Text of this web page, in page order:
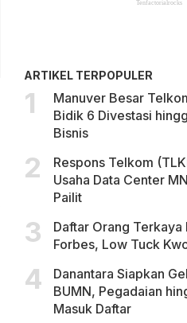
ARTIKEL TERPOPULER
Manuver Besar
Bidik 6 Divestasi
Bisnis
Respons Telkom
Usaha Data Center
Pailit
Daftar Orang Terkaya
Forbes, Low Tuck
Danantara Siapkan
BUMN, Pegadaian
Masuk Daftar